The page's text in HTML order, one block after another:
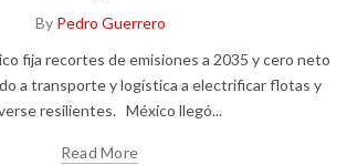
By Pedro Guerrero
fija recortes de emisiones a 2035 y cero neto
a transporte y logística a electrificar flotas y
resilientes. México llegó...
Read More